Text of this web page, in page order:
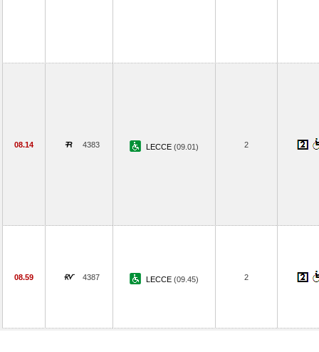
08.14 4383 LECCE (09.01) 2
08.59 4387 LECCE (09.45) 2